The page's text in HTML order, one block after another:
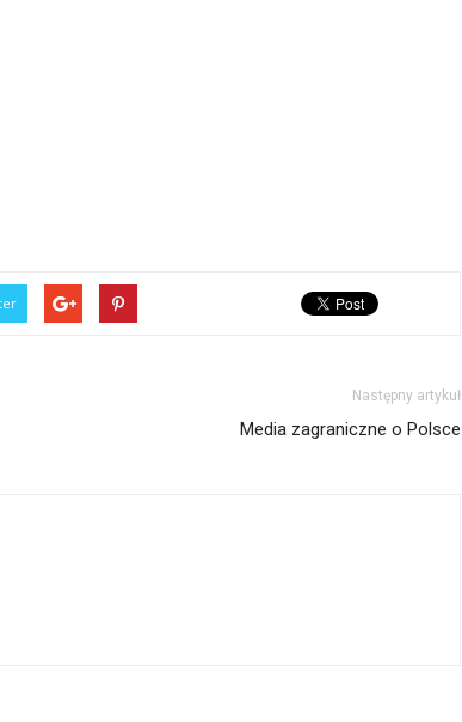
Następny artykuł
Media zagraniczne o Polsce